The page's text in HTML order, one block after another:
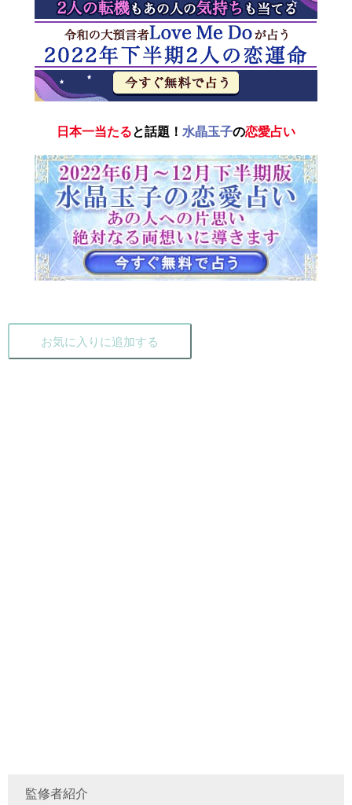
日本一当たると話題！ 水晶玉子の恋愛占い
お気に入りに追加する
監修者紹介